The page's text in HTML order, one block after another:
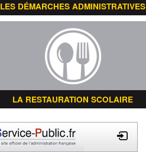
LES DÉMARCHES ADMINISTRATIVES
LA RESTAURATION SCOLAIRE